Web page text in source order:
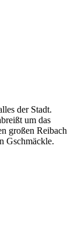
der Stadt.
um das
großen Reibach
Gschmäckle.